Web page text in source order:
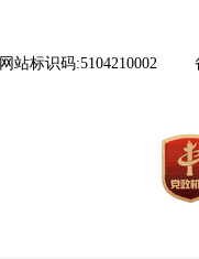
网站标识码:5104210002